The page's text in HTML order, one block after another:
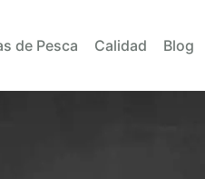
de Pesca Calidad Blog